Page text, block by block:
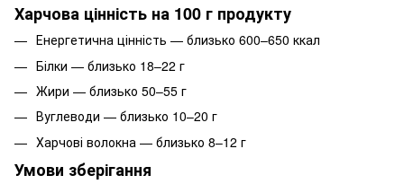
Харчова цінність на 100 г продукту
Енергетична цінність — близько 600–650 ккал
Білки — близько 18–22 г
Жири — близько 50–55 г
Вуглеводи — близько 10–20 г
Харчові волокна — близько 8–12 г
Умови зберігання